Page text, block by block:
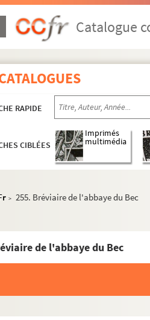
Catalogue
RAPIDE
CIBLÉES
Imprimés
multimédia
> 255. Bréviaire de l'abbaye du Bec
de l'abbaye du Bec